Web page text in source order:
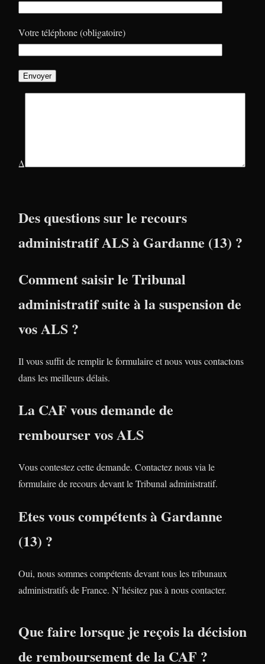
Votre téléphone (obligatoire)
Δ
Des questions sur le recours
administratif ALS à Gardanne (13) ?
Comment saisir le Tribunal
administratif suite à la suspension de
vos ALS ?
Il vous suffit de remplir le formulaire et nous vous contactons
dans les meilleurs délais.
La CAF vous demande de
rembourser vos ALS
Vous contestez cette demande. Contactez nous via le
formulaire de recours devant le Tribunal administratif.
Etes vous compétents à Gardanne
(13) ?
Oui, nous sommes compétents devant tous les tribunaux
administratifs de France. N’hésitez pas à nous contacter.
Que faire lorsque je reçois la décision
de remboursement de la CAF ?